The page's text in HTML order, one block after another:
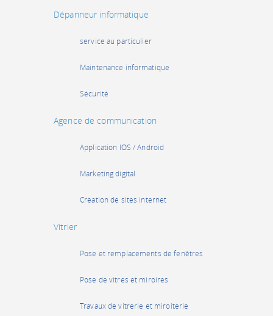
Dépanneur informatique
service au particulier
Maintenance informatique
Sécurité
Agence de communication
Application IOS / Android
Marketing digital
Création de sites internet
Vitrier
Pose et remplacements de fenêtres
Pose de vitres et miroires
Travaux de vitrerie et miroiterie